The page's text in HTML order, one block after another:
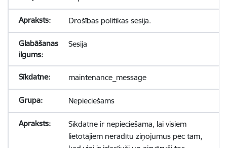
Drošības politikas sesija.
Sesija
maintenance_message
Nepieciešams
Sīkdatne ir nepieciešama, lai visiem
lietotājiem nerādītu ziņojumus pēc tam,